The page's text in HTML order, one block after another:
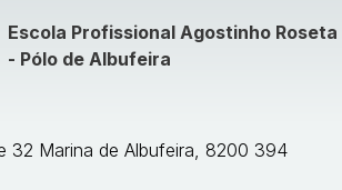
Escola Profissional Agostinho Roseta
- Pólo de Albufeira
32 Marina de Albufeira, 8200 394